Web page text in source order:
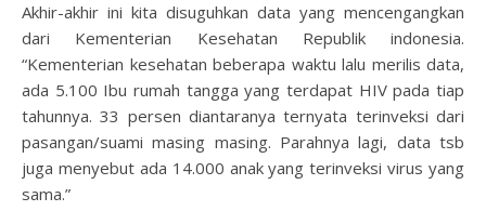
Akhir-akhir ini kita disuguhkan data yang mencengangkan
dari Kementerian Kesehatan Republik indonesia.
“Kementerian kesehatan beberapa waktu lalu merilis data,
ada 5.100 Ibu rumah tangga yang terdapat HIV pada tiap
tahunnya. 33 persen diantaranya ternyata terinveksi dari
pasangan/suami masing masing. Parahnya lagi, data tsb
juga menyebut ada 14.000 anak yang terinveksi virus yang
sama.”